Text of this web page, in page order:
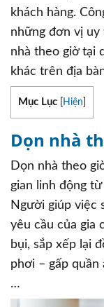
khách hàng.
những đơn vị uy
nhà theo giờ tại
khác trên địa
Mục Lục Hiện
Dọn nhà
Dọn nhà theo
gian linh động
Người giúp việc
yêu cầu của gia
bụi, sắp xếp lại
phơi – gấp quần
…